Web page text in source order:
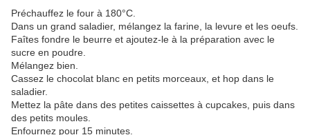
Préchauffez le four à 180°C.
Dans un grand saladier, mélangez la farine, la levure et les oeufs.
Faîtes fondre le beurre et ajoutez-le à la préparation avec le
sucre en poudre.
Mélangez bien.
Cassez le chocolat blanc en petits morceaux, et hop dans le
saladier.
Mettez la pâte dans des petites caissettes à cupcakes, puis dans
des petits moules.
Enfournez pour 15 minutes.